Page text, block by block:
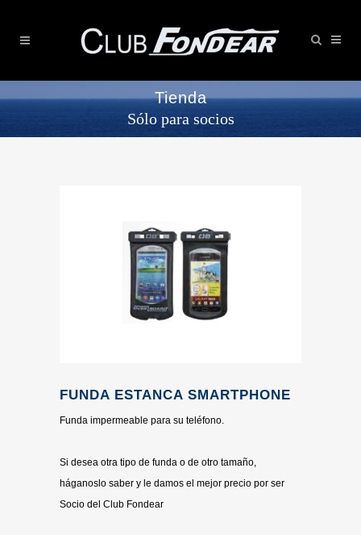
Tienda
Sólo para socios
FUNDA ESTANCA SMARTPHONE
Funda impermeable para su teléfono.
Si desea otra tipo de funda o de otro tamaño,
háganoslo saber y le damos el mejor precio por ser
Socio del Club Fondear